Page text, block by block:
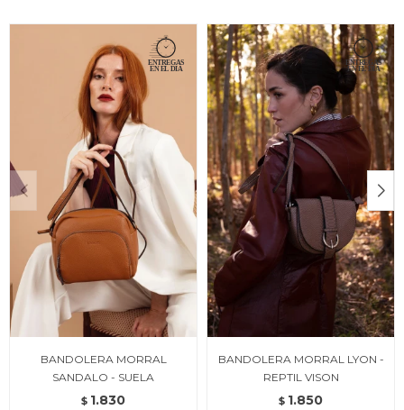
BANDOLERA MORRAL
SANDALO - SUELA
$ 1.830
BANDOLERA MORRAL LYON -
REPTIL VISON
$ 1.850